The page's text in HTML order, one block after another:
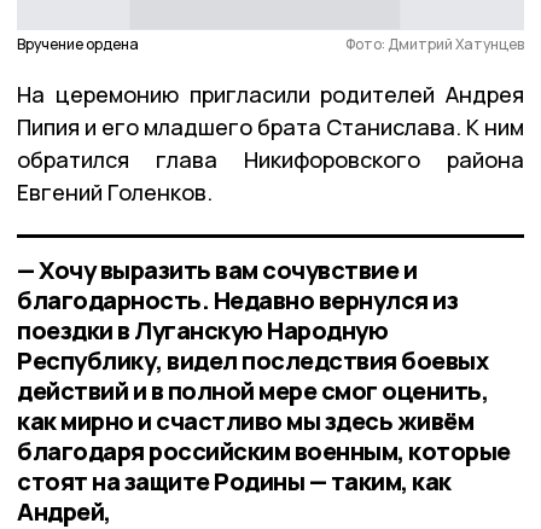
Вручение ордена Фото: Дмитрий Хатунцев
На церемонию пригласили родителей Андрея
Пипия и его младшего брата Станислава. К ним
обратился глава Никифоровского района
Евгений Голенков.
— Хочу выразить вам сочувствие и
благодарность. Недавно вернулся из
поездки в Луганскую Народную
Республику, видел последствия боевых
действий и в полной мере смог оценить,
как мирно и счастливо мы здесь живём
благодаря российским военным, которые
стоят на защите Родины — таким, как
Андрей,